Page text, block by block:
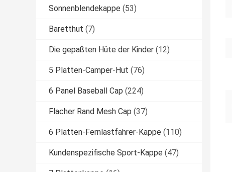
Sonnenblendekappe (53)
Baretthut (7)
Die gepaßten Hüte der Kinder (12)
5 Platten-Camper-Hut (76)
6 Panel Baseball Cap (224)
Flacher Rand Mesh Cap (37)
6 Platten-Fernlastfahrer-Kappe (110)
Kundenspezifische Sport-Kappe (47)